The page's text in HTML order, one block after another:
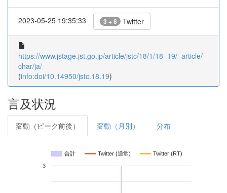
2023-05-25 19:35:33 3 + 8 Twitter
https://www.jstage.jst.go.jp/article/jstc/18/1/18_19/_article/-
char/ja/
(info:doi/10.14950/jstc.18.19)
言及状況
変動（ピーク前後） 変動（月別） 分布
合計 Twitter (通常) Twitter (RT)
3